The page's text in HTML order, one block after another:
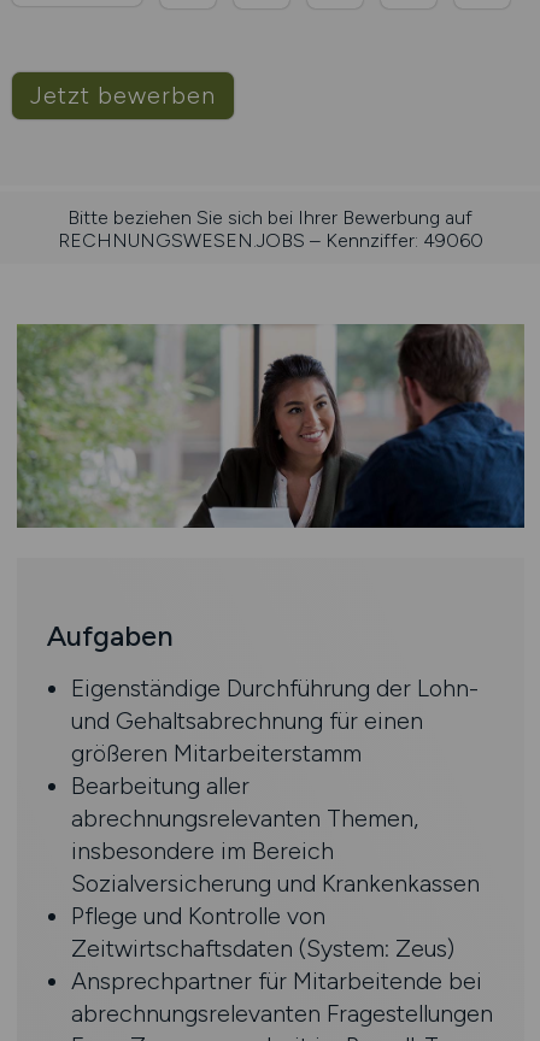
Jetzt bewerben
Bitte beziehen Sie sich bei Ihrer Bewerbung auf
RECHNUNGSWESEN.JOBS – Kennziffer: 49060
Aufgaben
Eigenständige Durchführung der Lohn-
und Gehaltsabrechnung für einen
größeren Mitarbeiterstamm
Bearbeitung aller
abrechnungsrelevanten Themen,
insbesondere im Bereich
Sozialversicherung und Krankenkassen
Pflege und Kontrolle von
Zeitwirtschaftsdaten (System: Zeus)
Ansprechpartner für Mitarbeitende bei
abrechnungsrelevanten Fragestellungen